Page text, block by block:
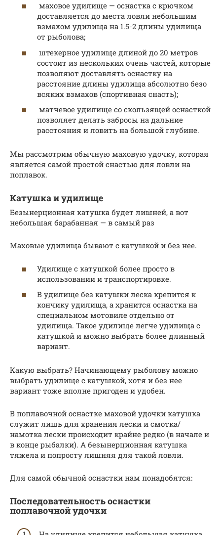
маховое удилище — оснастка с крючком
доставляется до места ловли небольшим
взмахом удилища на 1.5-2 длины удилища
от рыболова;
штекерное удилище длиной до 20 метров
состоит из нескольких очень частей, которые
позволяют доставлять оснастку на
расстояние длины удилища абсолютно безо
всяких взмахов (спортивная снасть);
матчевое удилище со скользящей оснасткой
позволяет делать забросы на дальние
расстояния и ловить на большой глубине.
Мы рассмотрим обычную маховую удочку, которая
является самой простой снастью для ловли на
поплавок.
Катушка и удилище
Безынерционная катушка будет лишней, а вот
небольшая барабанная — в самый раз
Маховые удилища бывают с катушкой и без нее.
Удилище с катушкой более просто в
использовании и транспортировке.
В удилище без катушки леска крепится к
кончику удилища, а хранится оснастка на
специальном мотовиле отдельно от
удилища. Такое удилище легче удилища с
катушкой и можно выбрать более длинный
вариант.
Какую выбрать? Начинающему рыболову можно
выбрать удилище с катушкой, хотя и без нее
вариант тоже вполне пригоден и удобен.
В поплавочной оснастке маховой удочки катушка
служит лишь для хранения лески и смотка/
намотка лески происходит крайне редко (в начале и
в конце рыбалки). А безынерционная катушка
тяжела и попросту лишняя для такой ловли.
Для самой обычной оснастки нам понадобятся:
Последовательность оснастки
поплавочной удочки